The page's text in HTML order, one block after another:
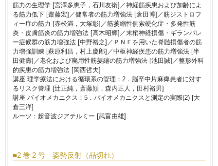
筋力の生理学 [宮澤多恵子，石川友衛]／神経筋疾患および加齢によ
る筋力低下 [齋藤宏]／健常者の筋力増強法 [倉田博]／筋ジストロフ
ィー症の筋力 [赤松満，大塚彰]／筋萎縮性側索硬化症・多発性筋
炎・皮膚筋炎の筋力増強法 [高木昭輝]／末梢神経損傷・ギランバレ
ー症候群の筋力増強法 [中野裕之]／ＰＮＦを用いた脊髄損傷者の筋
力増強訓練 [萩原利昌，村上慶郎]／中枢神経疾患の筋力増強法 [半
田健壽]／老化および廃用性筋萎縮の筋力増強法 [池田誠]／整形外科
的疾患の筋力増強法 [岡西哲夫]
講座 理学療法における循環系の管理：2．脳卒中片麻痺患者に対す
るリスク管理 [辻正純，斎藤頴，森内正人，田村裕男]
講座 バイオメカニクス：5．バイオメカニクスと測定の実際(2) [大
倉三洋]
ルーツ：超音波ジアテルミー [武富由雄]
■2 巻 2 号 姿勢反射（品切れ）